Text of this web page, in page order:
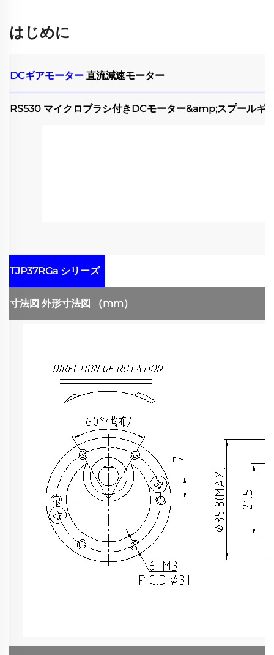
はじめに
DCギアモーター 直流減速モーター
RS530 マイクロブラシ付きDCモーター&amp;スプールギ
TJP37RGa シリーズ
寸法図 外形寸法図 （mm）